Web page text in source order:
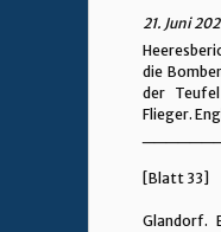
21. Juni
die
der
Flieger.
[Blatt 33]
Glandorf.